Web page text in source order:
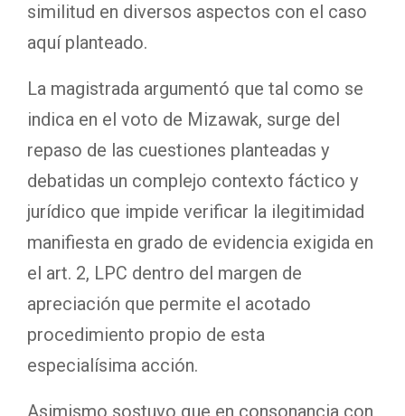
similitud en diversos aspectos con el caso
aquí planteado.
La magistrada argumentó que tal como se
indica en el voto de Mizawak, surge del
repaso de las cuestiones planteadas y
debatidas un complejo contexto fáctico y
jurídico que impide verificar la ilegitimidad
manifiesta en grado de evidencia exigida en
el art. 2, LPC dentro del margen de
apreciación que permite el acotado
procedimiento propio de esta
especialísima acción.